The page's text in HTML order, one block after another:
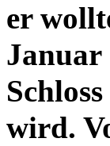
er
Januar
wird.